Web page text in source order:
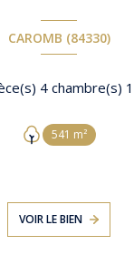
CAROMB (84330)
541 m²
VOIR LE BIEN